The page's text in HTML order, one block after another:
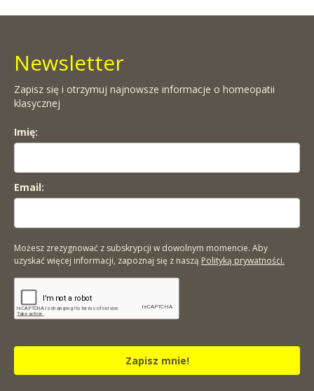
Newsletter
Zapisz się i otrzymuj najnowsze informacje o homeopatii
klasycznej
Imię:
Email:
Możesz zrezygnować z subskrypcji w dowolnym momencie. Aby
uzyskać więcej informacji, zapoznaj się z naszą Polityką prywatności.
Zapisz mnie!